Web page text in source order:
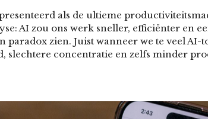
als de ultieme
AI zou ons werk sneller, efficiënter en
paradox zien. Juist wanneer we te veel AI-
slechtere concentratie en zelfs minder